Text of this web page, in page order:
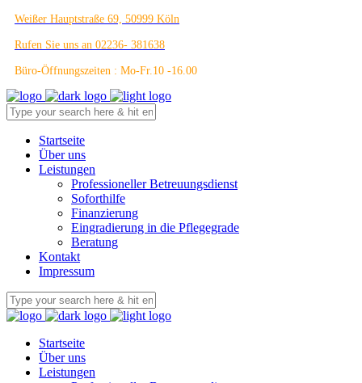
Weißer Hauptstraße 69, 50999 Köln
Rufen Sie uns an 02236- 381638
Büro-Öffnungszeiten : Mo-Fr.10 -16.00
Startseite
Über uns
Leistungen
Professioneller Betreuungsdienst
Soforthilfe
Finanzierung
Eingradierung in die Pflegegrade
Beratung
Kontakt
Impressum
Startseite
Über uns
Leistungen